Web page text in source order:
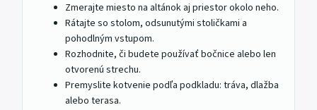
Zmerajte miesto na altánok aj priestor okolo neho.
Rátajte so stolom, odsunutými stoličkami a
pohodlným vstupom.
Rozhodnite, či budete používať bočnice alebo len
otvorenú strechu.
Premyslite kotvenie podľa podkladu: tráva, dlažba
alebo terasa.